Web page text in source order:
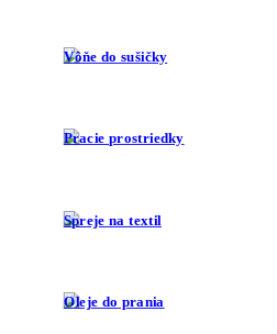
Vôňe do sušičky
Pracie prostriedky
Spreje na textil
Oleje do prania